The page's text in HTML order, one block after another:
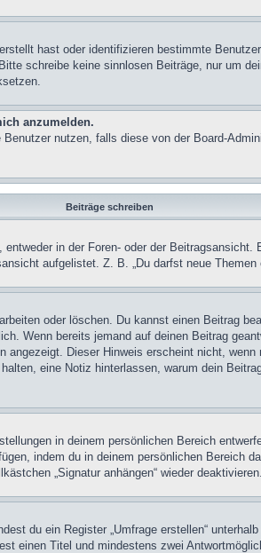
hast oder identifizieren bestimmte
schreibe keine sinnlosen Beiträge, nur um
anzumelden.
nutzen, falls diese von der Board-
Beiträge schreiben
in der Foren- oder der
aufgelistet. Z. B. „Du darfst neue
oder löschen. Du kannst einen Beitrag
Wenn bereits jemand auf deinen Beitrag
Dieser Hinweis erscheint nicht,
eine Notiz hinterlassen, warum dein
in deinem persönlichen Bereich
indem du in deinem persönlichen Bereich
„Signatur anhängen“ wieder deaktivieren.
du ein Register „Umfrage erstellen“
einen Titel und mindestens zwei